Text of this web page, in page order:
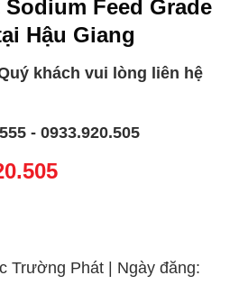
Feed Grade
Hậu Giang
khách vui lòng liên hệ
- 0933.920.505
Trường Phát | Ngày đăng: